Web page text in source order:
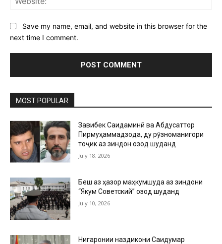
Save my name, email, and website in this browser for the
next time I comment.
MOST POPULAR
Завқибек Саидаминӣ ва Абдусаттор
Пирмуҳаммадзода, ду рӯзноманигори
тоҷик аз зиндон озод шуданд
July 18, 2026
Беш аз ҳазор маҳкумшуда аз зиндони
“Якум Советский” озод шуданд
July 10, 2026
Нигаронии наздикони Саидумар